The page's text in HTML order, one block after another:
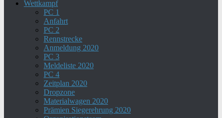
Wettkampf
PC 1
Anfahrt
PC 2
Rennstrecke
Anmeldung 2020
PC 3
Meldeliste 2020
PC 4
Zeitplan 2020
Dropzone
Materialwagen 2020
Prämien Siegerehrung 2020